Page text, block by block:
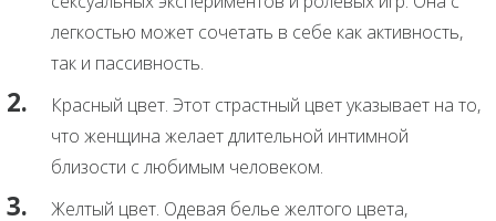
легкостью может сочетать в себе как активность,
так и пассивность.
Красный цвет. Этот страстный цвет указывает на то,
что женщина желает длительной интимной
близости с любимым человеком.
Желтый цвет. Одевая белье желтого цвета,